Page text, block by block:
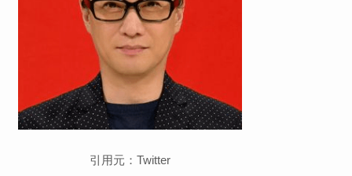
引用元：Twitter